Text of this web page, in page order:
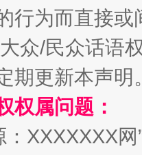
幕 规模
行为而直接
众/民众话语
期更新本声明
权属问题：
：XXXXXXX